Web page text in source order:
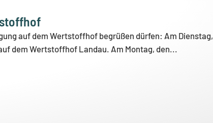
auf dem Wertstoffhof begrüßen dürfen: Am Dienstag,
dem Wertstoffhof Landau. Am Montag, den...